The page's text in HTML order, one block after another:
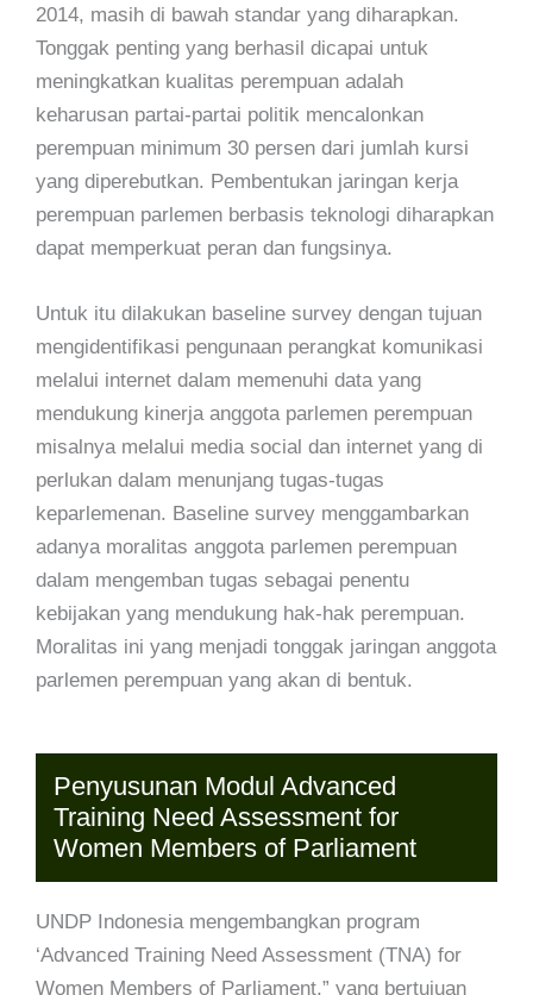
2014, masih di bawah standar yang diharapkan.
Tonggak penting yang berhasil dicapai untuk
meningkatkan kualitas perempuan adalah
keharusan partai-partai politik mencalonkan
perempuan minimum 30 persen dari jumlah kursi
yang diperebutkan. Pembentukan jaringan kerja
perempuan parlemen berbasis teknologi diharapkan
dapat memperkuat peran dan fungsinya.
Untuk itu dilakukan baseline survey dengan tujuan
mengidentifikasi pengunaan perangkat komunikasi
melalui internet dalam memenuhi data yang
mendukung kinerja anggota parlemen perempuan
misalnya melalui media social dan internet yang di
perlukan dalam menunjang tugas-tugas
keparlemenan. Baseline survey menggambarkan
adanya moralitas anggota parlemen perempuan
dalam mengemban tugas sebagai penentu
kebijakan yang mendukung hak-hak perempuan.
Moralitas ini yang menjadi tonggak jaringan anggota
parlemen perempuan yang akan di bentuk.
Penyusunan Modul Advanced
Training Need Assessment for
Women Members of Parliament
UNDP Indonesia mengembangkan program
‘Advanced Training Need Assessment (TNA) for
Women Members of Parliament.” yang bertujuan